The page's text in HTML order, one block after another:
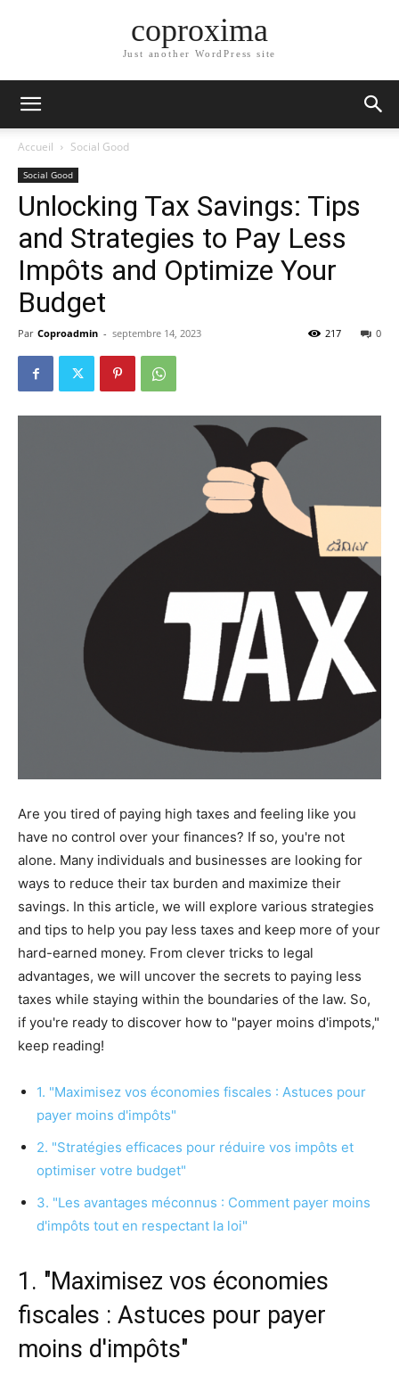
coproxima
Just another WordPress site
Accueil Social Good
Social Good
Unlocking Tax Savings: Tips
and Strategies to Pay Less
Impôts and Optimize Your
Budget
Par Coproadmin - septembre 14, 2023 0
217
Are you tired of paying high taxes and feeling like you
have no control over your finances? If so, you're not
alone. Many individuals and businesses are looking for
ways to reduce their tax burden and maximize their
savings. In this article, we will explore various strategies
and tips to help you pay less taxes and keep more of your
hard-earned money. From clever tricks to legal
advantages, we will uncover the secrets to paying less
taxes while staying within the boundaries of the law. So,
if you're ready to discover how to "payer moins d'impots,"
keep reading!
1. "Maximisez vos économies fiscales : Astuces pour
payer moins d'impôts"
2. "Stratégies efficaces pour réduire vos impôts et
optimiser votre budget"
3. "Les avantages méconnus : Comment payer moins
d'impôts tout en respectant la loi"
1. "Maximisez vos économies
fiscales : Astuces pour payer
moins d'impôts"